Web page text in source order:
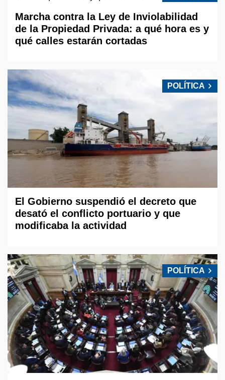
Marcha contra la Ley de Inviolabilidad
de la Propiedad Privada: a qué hora es y
qué calles estarán cortadas
POLÍTICA
El Gobierno suspendió el decreto que
desató el conflicto portuario y que
modificaba la actividad
POLÍTICA